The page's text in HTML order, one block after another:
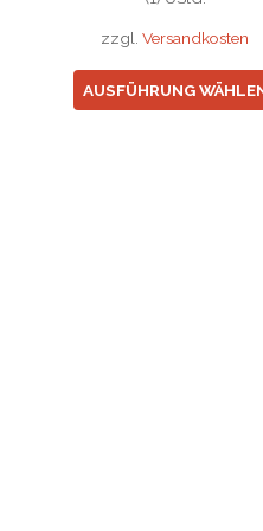
zzgl.Versandkosten
AUSFÜHRUNG